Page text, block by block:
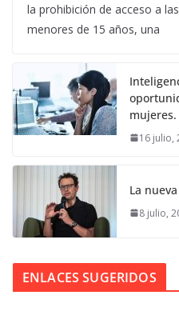
la prohibición de acceso a
menores de 15 años, una
mujeres.
16 julio,
La
8 julio,
ENLACES SUGERIDOS